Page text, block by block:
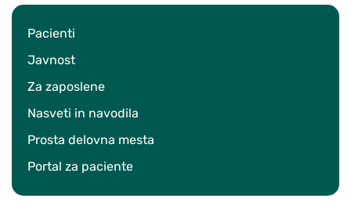
Pacienti
Javnost
Za zaposlene
Nasveti in navodila
Prosta delovna mesta
Portal za paciente